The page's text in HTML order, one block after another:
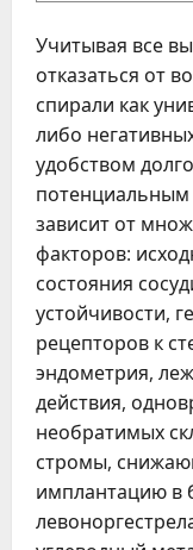
Учитывая все
отказаться от
спирали как
либо
удобством
потенциальным
зависит от
факторов:
состояния
устойчивости,
рецепторов к
эндометрия,
действия,
необратимых
стромы,
имплантацию в